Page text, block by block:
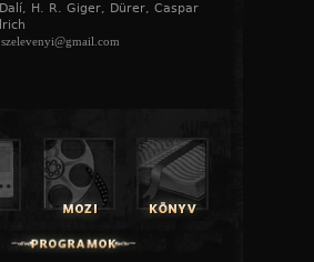
Dalí, H. R. Giger, Dürer, Caspar